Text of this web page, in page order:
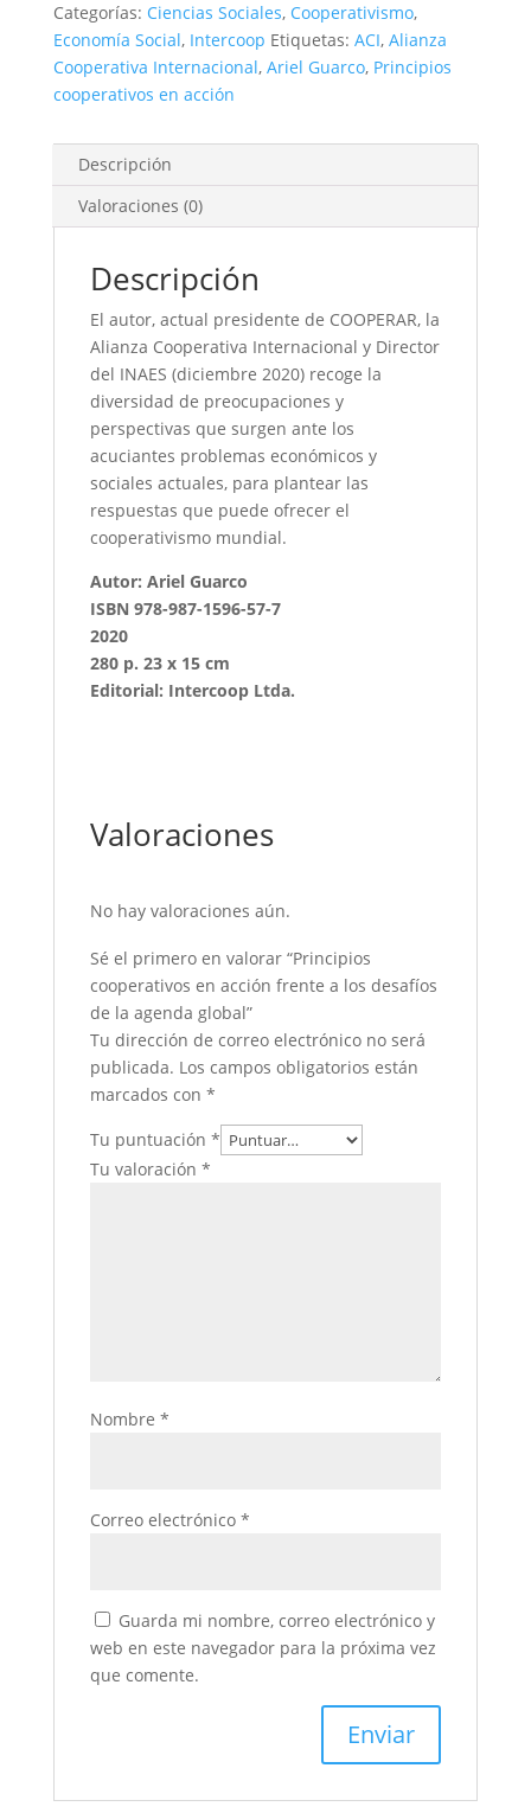
Categorías: Ciencias Sociales, Cooperativismo,
Economía Social, Intercoop Etiquetas: ACI, Alianza
Cooperativa Internacional, Ariel Guarco, Principios
cooperativos en acción
Descripción
Valoraciones (0)
Descripción
El autor, actual presidente de COOPERAR, la
Alianza Cooperativa Internacional y Director
del INAES (diciembre 2020) recoge la
diversidad de preocupaciones y
perspectivas que surgen ante los
acuciantes problemas económicos y
sociales actuales, para plantear las
respuestas que puede ofrecer el
cooperativismo mundial.
Autor: Ariel Guarco
ISBN 978-987-1596-57-7
2020
280 p. 23 x 15 cm
Editorial: Intercoop Ltda.
Valoraciones
No hay valoraciones aún.
Sé el primero en valorar “Principios
cooperativos en acción frente a los desafíos
de la agenda global”
Tu dirección de correo electrónico no será
publicada. Los campos obligatorios están
marcados con *
Tu puntuación *
Tu valoración *
Nombre *
Correo electrónico *
Guarda mi nombre, correo electrónico y
web en este navegador para la próxima vez
que comente.